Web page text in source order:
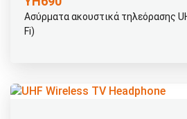
Ασύρματα ακουστικά τηλεόρασης
Fi)